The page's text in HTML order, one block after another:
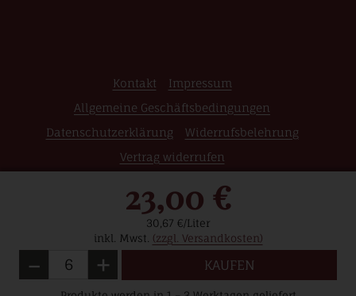
23,00 €
30,67 €/Liter
inkl. Mwst. (zzgl. Versandkosten)
-Weniger
Menge +Mehr KAUFEN
Kontakt
Impressum
Allgemeine Geschäftsbedingungen
Datenschutzerklärung
Widerrufsbelehrung
Vertrag widerrufen
© 2026 Weinshop | Edle Weine | Raritäten | Grosse
Gewächse | Wein Online Kaufen